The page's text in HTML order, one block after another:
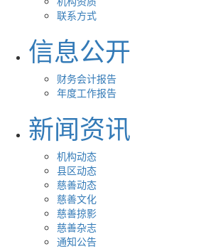
联系方式
信息公开
财务会计报告
年度工作报告
新闻资讯
机构动态
县区动态
慈善动态
慈善文化
慈善掠影
慈善杂志
通知公告